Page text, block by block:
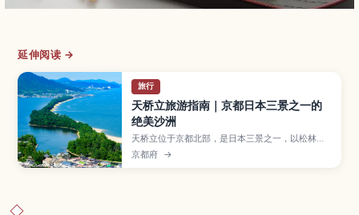
延伸阅读 →
旅行
天桥立旅游指南｜京都日本三景之一的
绝美沙洲
天桥立位于京都北部，是日本三景之一，以松林覆
盖的细长沙洲和倒映在海面的景色闻名。本文将为
你介绍最佳观景台、骑行路线和海鲜美食，以及从
京都府 →